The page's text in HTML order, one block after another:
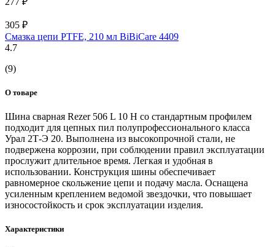
305 ₽
Смазка цепи PTFE, 210 мл BiBiCare 4409
4.7
(9)
О товаре
Шина сварная Rezer 506 L 10 Н со стандартным профилем
подходит для цепных пил полупрофессионального класса
Урал 2Т-Э 20. Выполнена из высокопрочной стали, не
подвержена коррозии, при соблюдении правил эксплуатации
прослужит длительное время. Легкая и удобная в
использовании. Конструкция шины обеспечивает
равномерное скольжение цепи и подачу масла. Оснащена
усиленным креплением ведомой звездочки, что повышает
износостойкость и срок эксплуатации изделия.
Характеристики